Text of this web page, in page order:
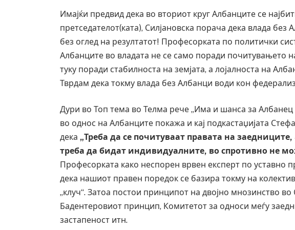
Имајќи предвид дека во вториот круг Албанците се
претседателот(ката), Силјановска порача дека влада
без оглед на резултатот! Професорката по политички
Албанците во владата не се само поради почитувањето
туку поради стабилноста на земјата, а лојалноста на
Тврдам дека токму влада без Албанци води кон
Дури во Топ тема во Телма рече „Има и шанса за Албанец
во однос на Албанците покажа и кај подкастаџијата
дека „Треба да се почитуваат правата на
треба да бидат индивидуалните, во спротивно не
Професорката како неспорен врвен експерт по уставно
дека нашиот правен поредок се базира токму на
„клуч“. Затоа постои принципот на двојно мнозинство
Бадентеровиот принцип, Комитетот за односи меѓу
застапеност итн.